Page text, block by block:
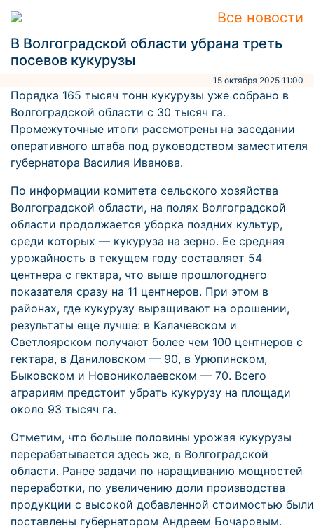
Все новости
В Волгоградской области убрана треть
посевов кукурузы
15 октября 2025 11:00
Порядка 165 тысяч тонн кукурузы уже собрано в
Волгоградской области с 30 тысяч га.
Промежуточные итоги рассмотрены на заседании
оперативного штаба под руководством заместителя
губернатора Василия Иванова.
По информации комитета сельского хозяйства
Волгоградской области, на полях Волгоградской
области продолжается уборка поздних культур,
среди которых — кукуруза на зерно. Ее средняя
урожайность в текущем году составляет 54
центнера с гектара, что выше прошлогоднего
показателя сразу на 11 центнеров. При этом в
районах, где кукурузу выращивают на орошении,
результаты еще лучше: в Калачевском и
Светлоярском получают более чем 100 центнеров с
гектара, в Даниловском — 90, в Урюпинском,
Быковском и Новониколаевском — 70. Всего
аграриям предстоит убрать кукурузу на площади
около 93 тысяч га.
Отметим, что больше половины урожая кукурузы
перерабатывается здесь же, в Волгоградской
области. Ранее задачи по наращиванию мощностей
переработки, по увеличению доли производства
продукции с высокой добавленной стоимостью были
поставлены губернатором Андреем Бочаровым.